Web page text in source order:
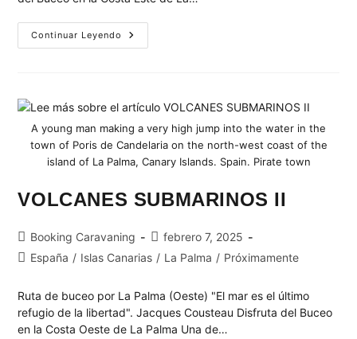
Continuar Leyendo
A young man making a very high jump into the water in the
town of Poris de Candelaria on the north-west coast of the
island of La Palma, Canary Islands. Spain. Pirate town
VOLCANES SUBMARINOS II
Booking Caravaning
febrero 7, 2025
España / Islas Canarias / La Palma / Próximamente
Ruta de buceo por La Palma (Oeste) "El mar es el último
refugio de la libertad". Jacques Cousteau Disfruta del Buceo
en la Costa Oeste de La Palma Una de…